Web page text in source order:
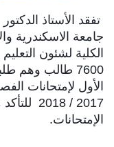
تفقد الأستاذ
جامعة الاسكندرية
الكلية لشئون
7600 طالب وهم
الأول لإمتحانات
2017 /
الإمتحانات.